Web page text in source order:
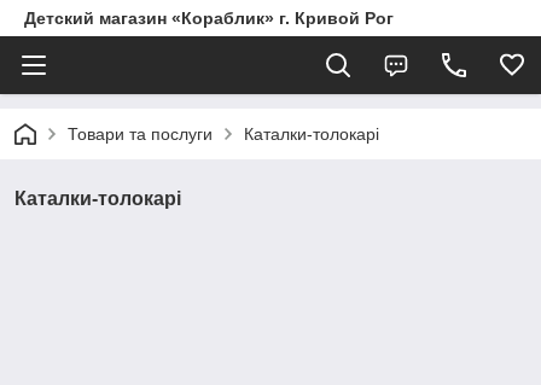
Детский магазин «Кораблик» г. Кривой Рог
Товари та послуги Каталки-толокарі
Каталки-толокарі